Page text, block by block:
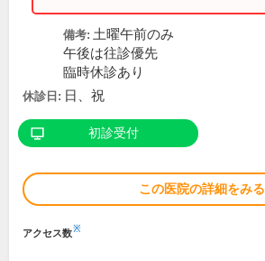
備考: 土曜午前のみ
午後は往診優先
臨時休診あり
休診日: 日、祝
初診受付
この医院の詳細をみる
アクセス数※